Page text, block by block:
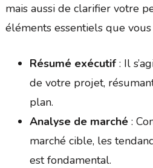
mais aussi de clarifier votre
éléments essentiels que
Résumé exécutif: Il
de votre projet,
plan.
Analyse de marché:
marché cible, les
est fondamental.